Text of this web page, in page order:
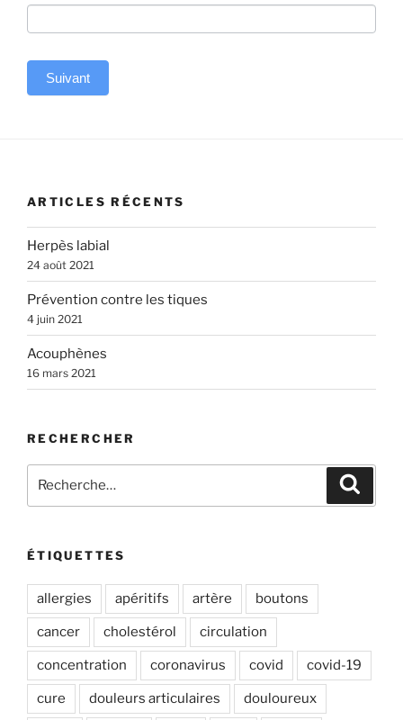
Suivant
e
n
a
t
i
v
e
:
ARTICLES RÉCENTS
Herpès labial
24 août 2021
Prévention contre les tiques
4 juin 2021
Acouphènes
16 mars 2021
RECHERCHER
pour
ÉTIQUETTES
allergies apéritifs artère boutons
cancer cholestérol circulation
concentration coronavirus covid covid-19
cure douleurs articulaires douloureux